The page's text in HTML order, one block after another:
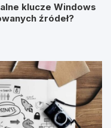
klucze Windows
źródeł?